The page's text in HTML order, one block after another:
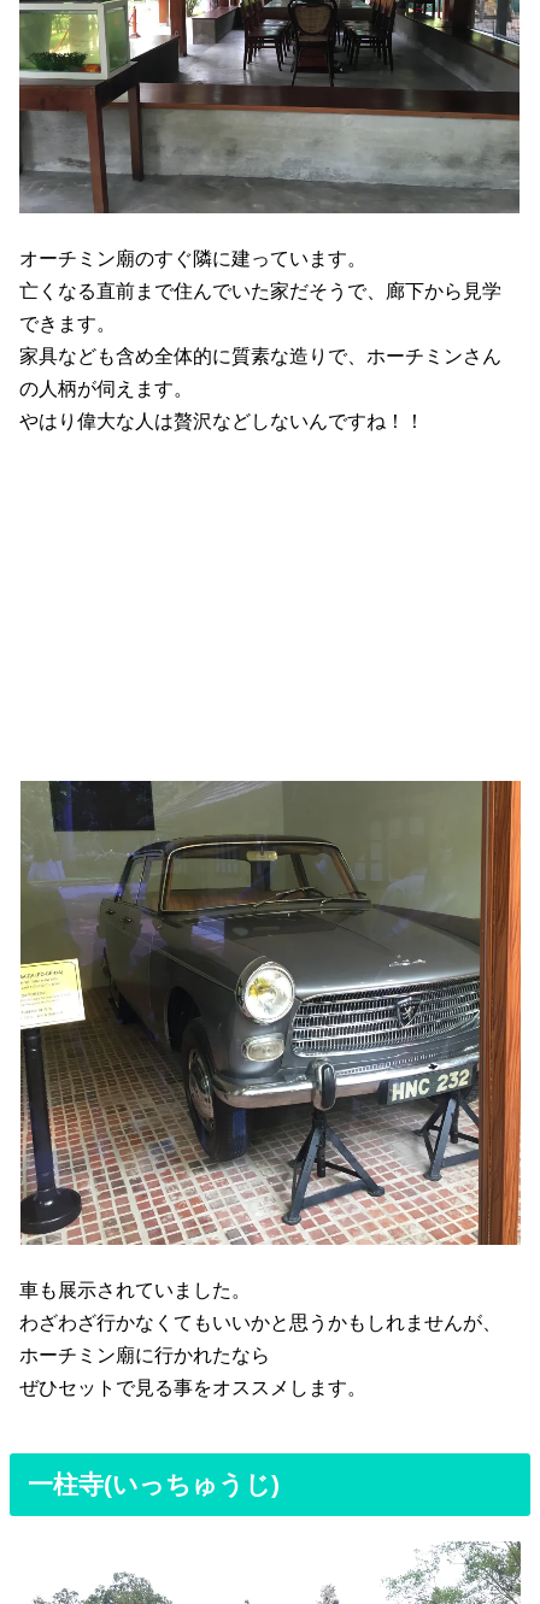
オーチミン廟のすぐ隣に建っています。
亡くなる直前まで住んでいた家だそうで、廊下から見学
できます。
家具なども含め全体的に質素な造りで、ホーチミンさん
の人柄が伺えます。
やはり偉大な人は贅沢などしないんですね！！
車も展示されていました。
わざわざ行かなくてもいいかと思うかもしれませんが、
ホーチミン廟に行かれたなら
ぜひセットで見る事をオススメします。
一柱寺(いっちゅうじ)